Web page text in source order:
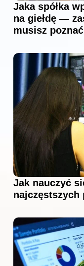
Jaka spółka
na giełdę —
musisz poznać
Jak nauczyć
najczęstszych